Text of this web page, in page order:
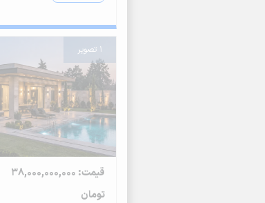
1 تصویر
قیمت: 38,000,000,000
تومان